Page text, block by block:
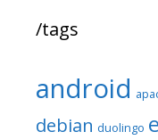
/tags
android
debian duolingo